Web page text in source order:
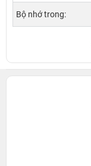
Bộ nhớ trong: